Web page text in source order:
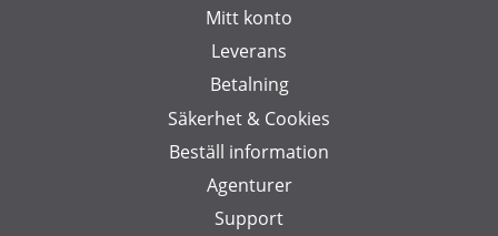
Mitt konto
Leverans
Betalning
Säkerhet & Cookies
Beställ information
Agenturer
Support